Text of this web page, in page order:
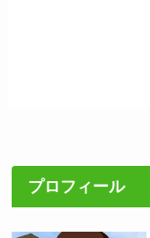
プロフィール